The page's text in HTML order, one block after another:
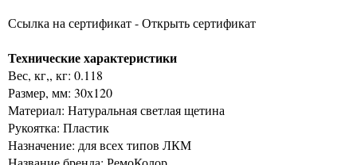
Ссылка на сертификат - Открыть сертификат
Технические характеристики
Вес, кг,, кг: 0.118
Размер, мм: 30х120
Материал: Натуральная светлая щетина
Рукоятка: Пластик
Назначение: для всех типов ЛКМ